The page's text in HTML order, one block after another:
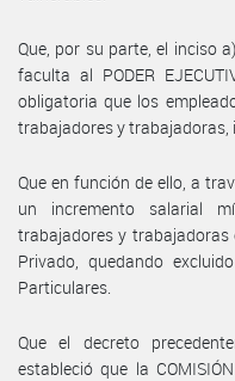
Que, por su parte, el inciso
faculta al PODER
obligatoria que los
trabajadores y trabajadoras,
Que en función de ello, a
un incremento salarial
trabajadores y trabajadoras
Privado, quedando
Particulares.
Que el decreto
estableció que la